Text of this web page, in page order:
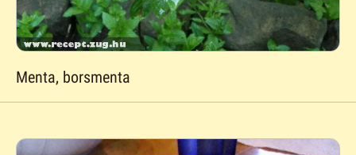
Menta, borsmenta